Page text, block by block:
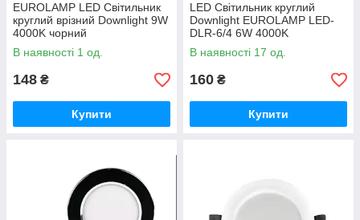
EUROLAMP LED Світильник
круглий врізний Downlight 9W
4000K чорний
В наявності 1 од.
148 ₴
Купити
LED Світильник круглий
Downlight EUROLAMP LED-
DLR-6/4 6W 4000K
В наявності 17 од.
160 ₴
Купити